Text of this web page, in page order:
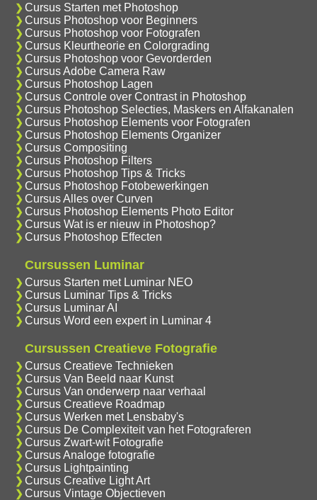
Cursus Starten met Photoshop
Cursus Photoshop voor Beginners
Cursus Photoshop voor Fotografen
Cursus Kleurtheorie en Colorgrading
Cursus Photoshop voor Gevorderden
Cursus Adobe Camera Raw
Cursus Photoshop Lagen
Cursus Controle over Contrast in Photoshop
Cursus Photoshop Selecties, Maskers en Alfakanalen
Cursus Photoshop Elements voor Fotografen
Cursus Photoshop Elements Organizer
Cursus Compositing
Cursus Photoshop Filters
Cursus Photoshop Tips & Tricks
Cursus Photoshop Fotobewerkingen
Cursus Alles over Curven
Cursus Photoshop Elements Photo Editor
Cursus Wat is er nieuw in Photoshop?
Cursus Photoshop Effecten
Cursussen Luminar
Cursus Starten met Luminar NEO
Cursus Luminar Tips & Tricks
Cursus Luminar AI
Cursus Word een expert in Luminar 4
Cursussen Creatieve Fotografie
Cursus Creatieve Technieken
Cursus Van Beeld naar Kunst
Cursus Van onderwerp naar verhaal
Cursus Creatieve Roadmap
Cursus Werken met Lensbaby's
Cursus De Complexiteit van het Fotograferen
Cursus Zwart-wit Fotografie
Cursus Analoge fotografie
Cursus Lightpainting
Cursus Creative Light Art
Cursus Vintage Objectieven